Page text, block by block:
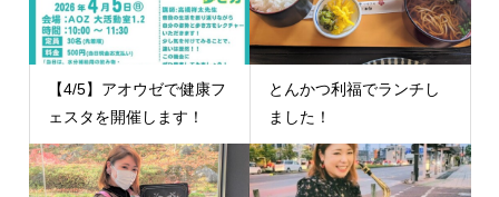
【4/5】アオウゼで健康フ
ェスタを開催します！
とんかつ利福でランチし
ました！